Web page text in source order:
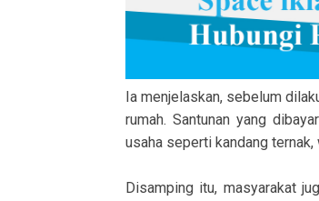
Ia menjelaskan, sebelum
rumah. Santunan yang
usaha seperti kandang ternak,
Disamping itu, masyarakat